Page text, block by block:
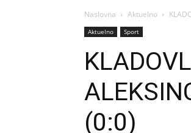
Naslovna Aktuelno
Aktuelno Sport
(0:0)